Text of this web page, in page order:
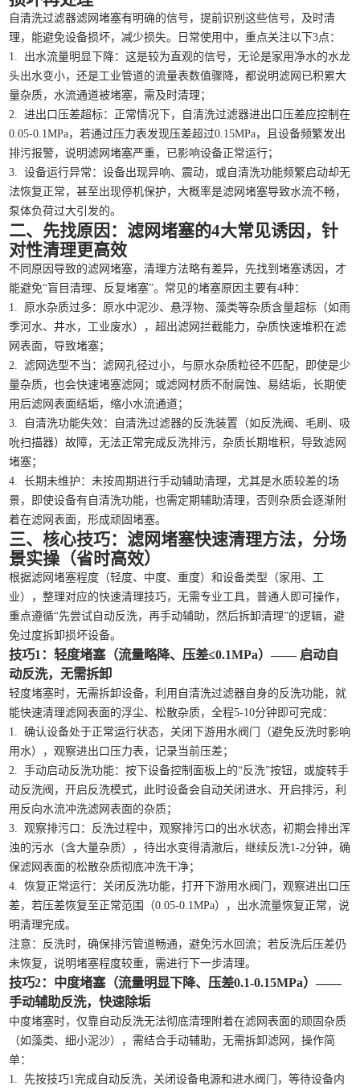
自清洗过滤器滤网堵塞有明确的信号，提前识别这些信号，及时清
理，能避免设备损坏，减少损失。日常使用中，重点关注以下3点：
1. 出水流量明显下降：这是较为直观的信号，无论是家用净水的水龙
头出水变小，还是工业管道的流量表数值骤降，都说明滤网已积累大
量杂质，水流通道被堵塞，需及时清理；
2. 进出口压差超标：正常情况下，自清洗过滤器进出口压差应控制在
0.05-0.1MPa，若通过压力表发现压差超过0.15MPa，且设备频繁发出
排污报警，说明滤网堵塞严重，已影响设备正常运行；
3. 设备运行异常：设备出现异响、震动，或自清洗功能频繁启动却无
法恢复正常，甚至出现停机保护，大概率是滤网堵塞导致水流不畅，
泵体负荷过大引发的。
二、先找原因：滤网堵塞的4大常见诱因，针
对性清理更高效
不同原因导致的滤网堵塞，清理方法略有差异，先找到堵塞诱因，才
能避免“盲目清理、反复堵塞”。常见的堵塞原因主要有4种：
1. 原水杂质过多：原水中泥沙、悬浮物、藻类等杂质含量超标（如雨
季河水、井水，工业废水），超出滤网拦截能力，杂质快速堆积在滤
网表面，导致堵塞；
2. 滤网选型不当：滤网孔径过小，与原水杂质粒径不匹配，即使是少
量杂质，也会快速堵塞滤网；或滤网材质不耐腐蚀、易结垢，长期使
用后滤网表面结垢，缩小水流通道；
3. 自清洗功能失效：自清洗过滤器的反洗装置（如反洗阀、毛刷、吸
吮扫描器）故障，无法正常完成反洗排污，杂质长期堆积，导致滤网
堵塞；
4. 长期未维护：未按周期进行手动辅助清理，尤其是水质较差的场
景，即使设备有自清洗功能，也需定期辅助清理，否则杂质会逐渐附
着在滤网表面，形成顽固堵塞。
三、核心技巧：滤网堵塞快速清理方法，分场
景实操（省时高效）
根据滤网堵塞程度（轻度、中度、重度）和设备类型（家用、工
业），整理对应的快速清理技巧，无需专业工具，普通人即可操作，
重点遵循“先尝试自动反洗，再手动辅助，然后拆卸清理”的逻辑，避
免过度拆卸损坏设备。
技巧1：轻度堵塞（流量略降、压差≤0.1MPa）—— 启动自
动反洗，无需拆卸
轻度堵塞时，无需拆卸设备，利用自清洗过滤器自身的反洗功能，就
能快速清理滤网表面的浮尘、松散杂质，全程5-10分钟即可完成：
1. 确认设备处于正常运行状态，关闭下游用水阀门（避免反洗时影响
用水），观察进出口压力表，记录当前压差；
2. 手动启动反洗功能：按下设备控制面板上的“反洗”按钮，或旋转手
动反洗阀，开启反洗模式，此时设备会自动关闭进水、开启排污，利
用反向水流冲洗滤网表面的杂质；
3. 观察排污口：反洗过程中，观察排污口的出水状态，初期会排出浑
浊的污水（含大量杂质），待出水变得清澈后，继续反洗1-2分钟，确
保滤网表面的松散杂质彻底冲洗干净；
4. 恢复正常运行：关闭反洗功能，打开下游用水阀门，观察进出口压
差，若压差恢复至正常范围（0.05-0.1MPa），出水流量恢复正常，说
明清理完成。
注意：反洗时，确保排污管道畅通，避免污水回流；若反洗后压差仍
未恢复，说明堵塞程度较重，需进行下一步清理。
技巧2：中度堵塞（流量明显下降、压差0.1-0.15MPa）——
手动辅助反洗，快速除垢
中度堵塞时，仅靠自动反洗无法彻底清理附着在滤网表面的顽固杂质
（如藻类、细小泥沙），需结合手动辅助，无需拆卸滤网，操作简
单：
1. 先按技巧1完成自动反洗，关闭设备电源和进水阀门，等待设备内